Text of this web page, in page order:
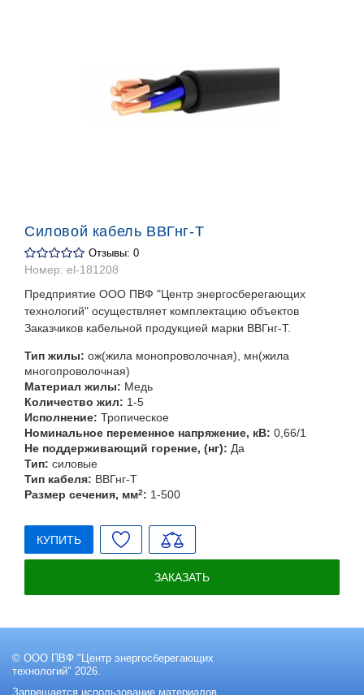
Силовой кабель ВВГнг-Т
Отзывы: 0
Номер: el-181208
Предприятие ООО ПВФ "Центр энергосберегающих
технологий" осуществляет комплектацию объектов
Заказчиков кабельной продукцией марки ВВГнг-Т.
Тип жилы: ож(жила монопроволочная), мн(жила
многопроволочная)
Материал жилы: Медь
Количество жил: 1-5
Исполнение: Тропическое
Номинальное переменное напряжение, кВ: 0,66/1
Не поддерживающий горение, (нг): Да
Тип: силовые
Тип кабеля: ВВГнг-Т
Размер сечения, мм2: 1-500
КУПИТЬ
ЗАКАЗАТЬ
© ООО ПВФ "Центр энергосберегающих
технологий" 2026.
Запрещается использование материалов